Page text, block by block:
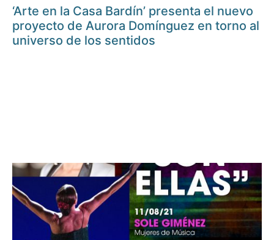
‘Arte en la Casa Bardín’ presenta el nuevo
proyecto de Aurora Domínguez en torno al
universo de los sentidos